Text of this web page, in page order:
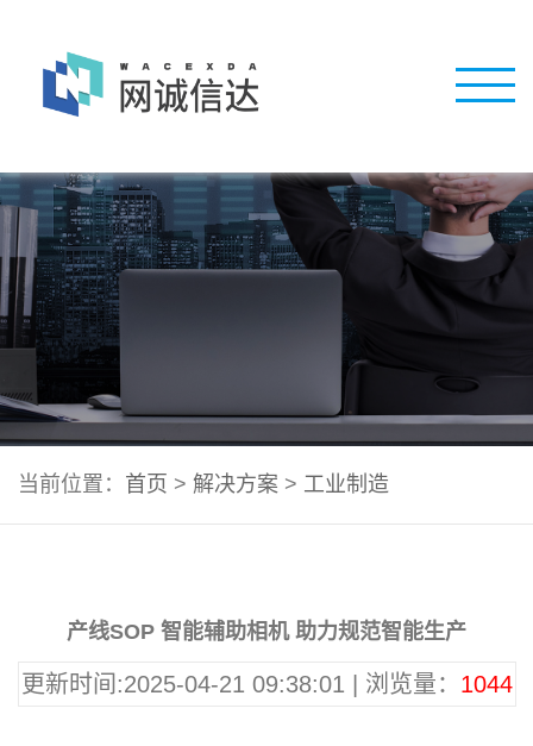
当前位置： 首页 > 解决方案 > 工业制造
产线SOP 智能辅助相机 助力规范智能生产
更新时间:2025-04-21 09:38:01 | 浏览量： 1044